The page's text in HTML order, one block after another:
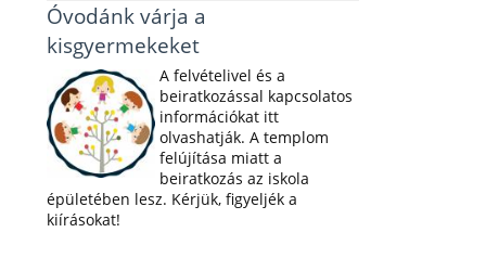
Óvodánk várja a
kisgyermekeket
A felvételivel és a
beiratkozással kapcsolatos
információkat itt
olvashatják. A templom
felújítása miatt a
beiratkozás az iskola
épületében lesz. Kérjük, figyeljék a
kiírásokat!